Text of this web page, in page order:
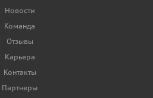
Новости
Команда
Отзывы
Карьера
Контакты
Партнеры